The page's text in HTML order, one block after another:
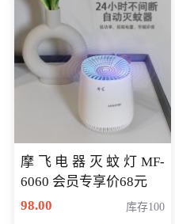
摩飞电器灭蚊灯MF-
6060 会员专享价68元
98.00
库存100